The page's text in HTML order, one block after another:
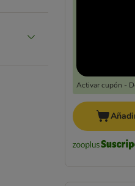
Activar cupón -